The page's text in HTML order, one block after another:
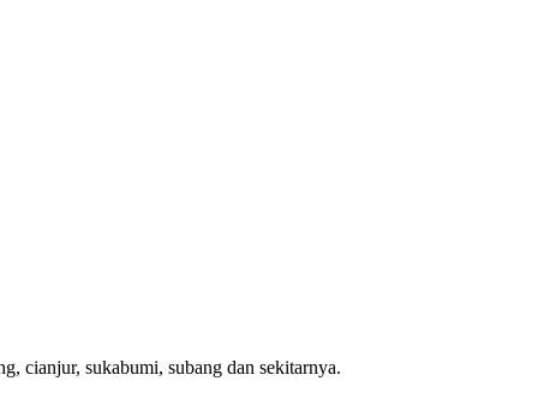
cianjur, sukabumi, subang dan sekitarnya.